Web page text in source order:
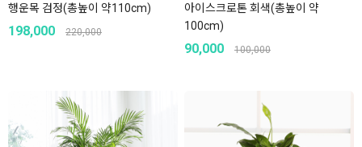
행운목 검정(총높이 약110cm)
198,000 220,000
아이스크로톤 회색(총높이 약
100cm)
90,000 100,000